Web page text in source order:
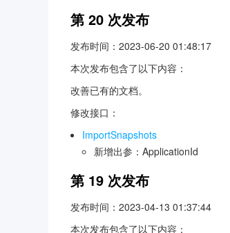
第 20 次发布
发布时间：2023-06-20 01:48:17
本次发布包含了以下内容：
改善已有的文档。
修改接口：
ImportSnapshots
新增出参：ApplicationId
第 19 次发布
发布时间：2023-04-13 01:37:44
本次发布包含了以下内容：